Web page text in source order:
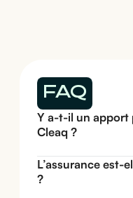
FAQ
Y a-t-il un apport
Cleaq ?
L’assurance est-
?